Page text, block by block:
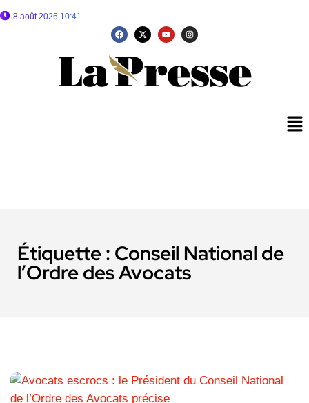
8 août 2026 10:41
Étiquette : Conseil National de
l’Ordre des Avocats